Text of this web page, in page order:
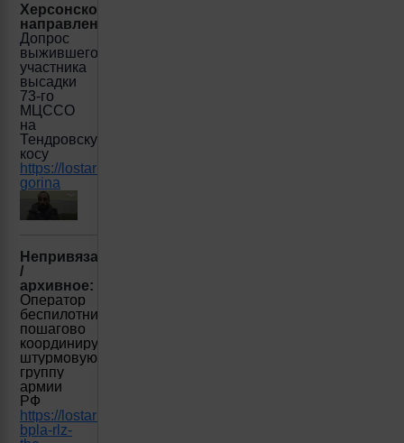
Херсонское
направление:
Допрос
выжившего
участника
высадки
73-го
МЦССО
на
Тендровскую
косу
https://lostarmour.info/news/dopros-
gorina
Непривязанное
/
архивное:
Оператор
беспилотника
пошагово
координирует
штурмовую
группу
армии
РФ
https://lostarmour.info/news/upravlenie-
bpla-rlz-